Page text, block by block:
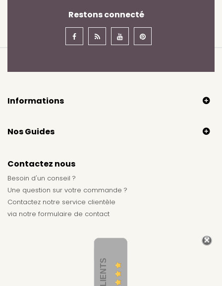
Restons connecté
Informations
Nos Guides
Contactez nous
Besoin d'un conseil ?
Une question sur votre commande ?
Contactez notre service clientèle
via notre formulaire de contact